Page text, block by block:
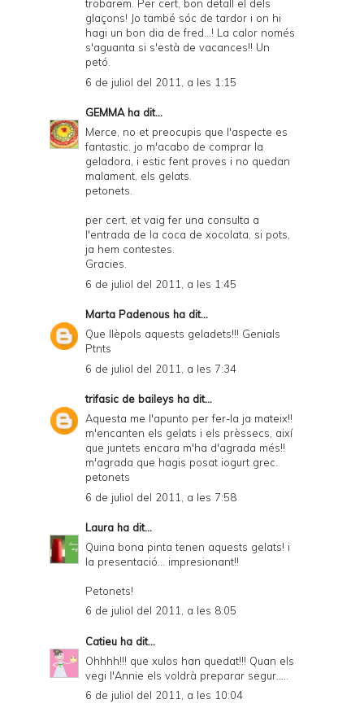
d
P
D
trobarem. Per cert, bon detall el dels
glaçons! Jo també sóc de tardor i on hi
hagi un bon dia de fred...! La calor només
s'aguanta si s'està de vacances!! Un
petó.
6 de juliol del 2011, a les 1:15
GEMMAha dit...
Merce, no et preocupis que l'aspecte es
fantastic. jo m'acabo de comprar la
geladora, i estic fent proves i no quedan
malament, els gelats.
petonets.
per cert, et vaig fer una consulta a
l'entrada de la coca de xocolata, si pots,
ja hem contestes.
Gracies.
6 de juliol del 2011, a les 1:45
Marta Padenous ha dit...
Que llèpols aquests geladets!!! Genials
Ptnts
6 de juliol del 2011, a les 7:34
trifasic de baileys ha dit...
Aquesta me l'apunto per fer-la ja mateix!!
m'encanten els gelats i els prèssecs, així
que juntets encara m'ha d'agrada més!!
m'agrada que hagis posat iogurt grec.
petonets
6 de juliol del 2011, a les 7:58
Laura ha dit...
Quina bona pinta tenen aquests gelats! i
la presentació... impresionant!!
Petonets!
6 de juliol del 2011, a les 8:05
Catieu ha dit...
Ohhhh!!! que xulos han quedat!!! Quan els
vegi l'Annie els voldrà preparar segur.....
6 de juliol del 2011, a les 10:04